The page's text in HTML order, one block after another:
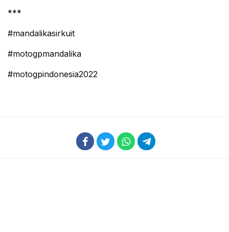
***
#mandalikasirkuit
#motogpmandalika
#motogpindonesia2022